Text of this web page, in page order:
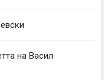
на Васил